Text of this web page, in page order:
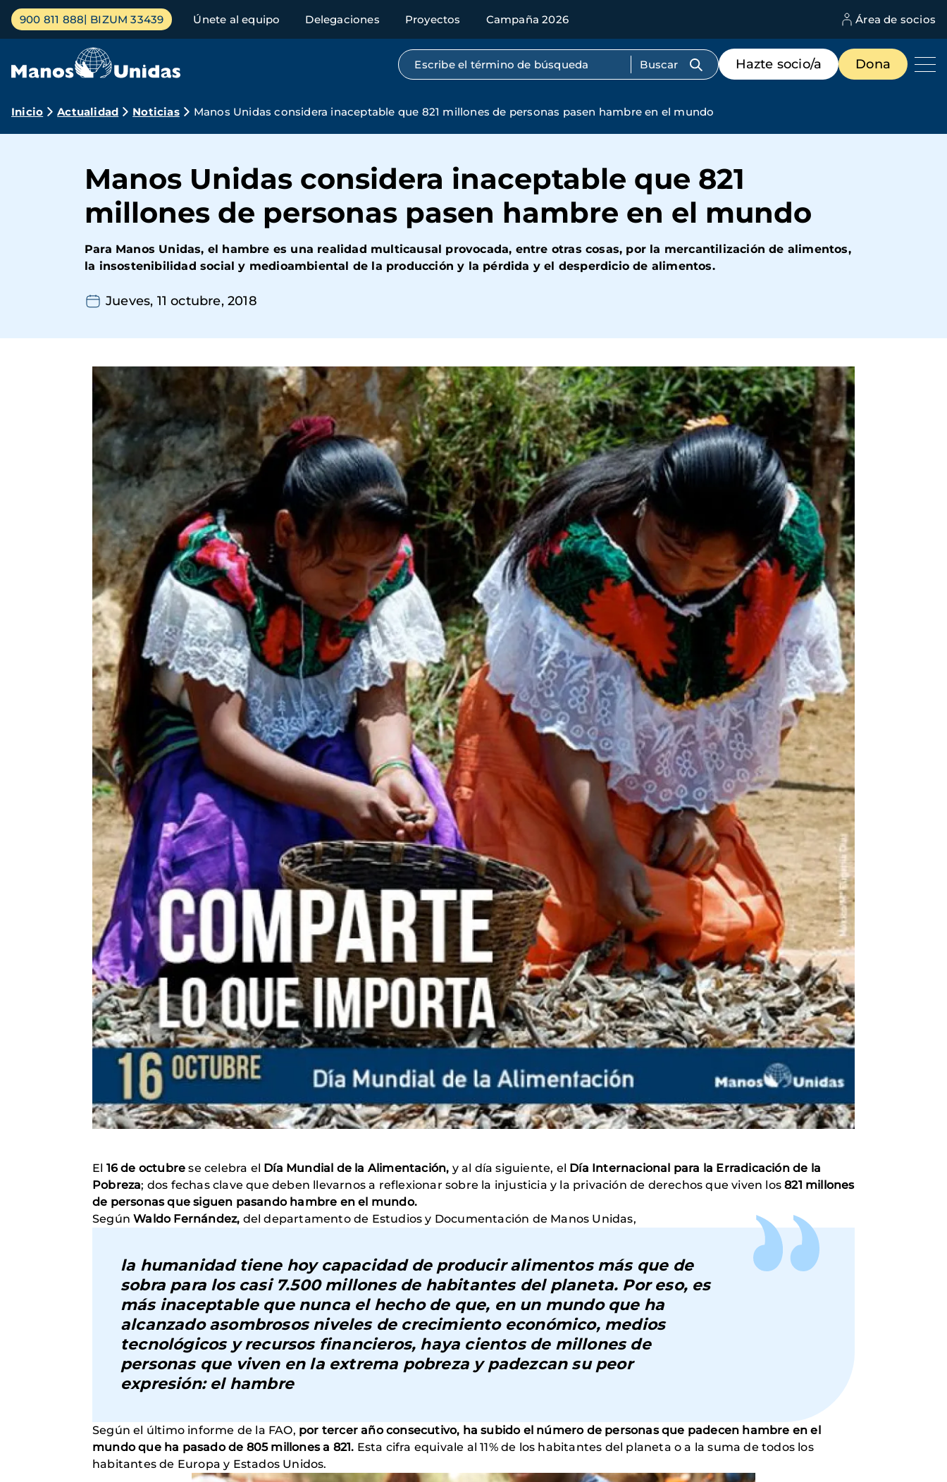
Pasar
contenido
Menú
principal
900 811 888 BIZUM 33439 Únete al equipo Delegaciones Proyectos Campaña 2026 Área de socios
Búsqueda por texto completo
Menú
de
destacados
Hazte socio/a Dona
Ruta
navegación
Inicio Actualidad Noticias Manos Unidas considera inaceptable que 821 millones de personas pasen hambre en el mundo
Manos Unidas considera inaceptable que 821
millones de personas pasen hambre en el mundo
Para Manos Unidas, el hambre es una realidad multicausal provocada, entre otras cosas, por la mercantilización de alimentos,
la insostenibilidad social y medioambiental de la producción y la pérdida y el desperdicio de alimentos.
Jueves, 11 octubre, 2018
El 16 de octubre se celebra el Día Mundial de la Alimentación, y al día siguiente, el Día Internacional para la Erradicación de la
Pobreza; dos fechas clave que deben llevarnos a reflexionar sobre la injusticia y la privación de derechos que viven los 821 millones
de personas que siguen pasando hambre en el mundo.
SegúnWaldo Fernández, del departamento de Estudios y Documentación de Manos Unidas,
la humanidad tiene hoy capacidad de producir alimentos más que de
sobra para los casi 7.500 millones de habitantes del planeta. Por eso, es
más inaceptable que nunca el hecho de que, en un mundo que ha
alcanzado asombrosos niveles de crecimiento económico, medios
tecnológicos y recursos financieros, haya cientos de millones de
personas que viven en la extrema pobreza y padezcan su peor
expresión: el hambre
Según el último informe de la FAO, por tercer año consecutivo, ha subido el número de personas que padecen hambre en el
mundo que ha pasado de 805 millones a 821. Esta cifra equivale al 11% de los habitantes del planeta o a la suma de todos los
habitantes de Europa y Estados Unidos.